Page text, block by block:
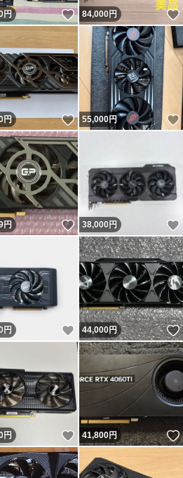
！
円 いいね！
84,000円
！
円 いいね！
55,000円
！
円 いいね！
38,000円
！
円 いいね！
44,000円
円 いいね！
41,800円